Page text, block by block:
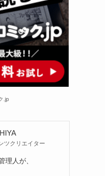
.jp
ツクリエイター
理人が、